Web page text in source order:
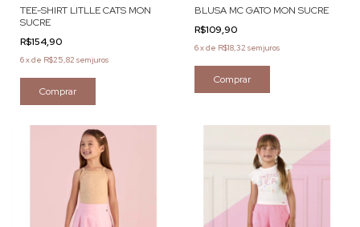
TEE-SHIRT LITLLE CATS MON
SUCRE
R$154,90
6xde R$25,82 sem juros
Comprar
BLUSA MC GATO MON SUCRE
R$109,90
6xde R$18,32 sem juros
Comprar